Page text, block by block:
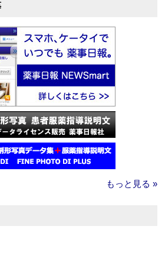
もっと見る »